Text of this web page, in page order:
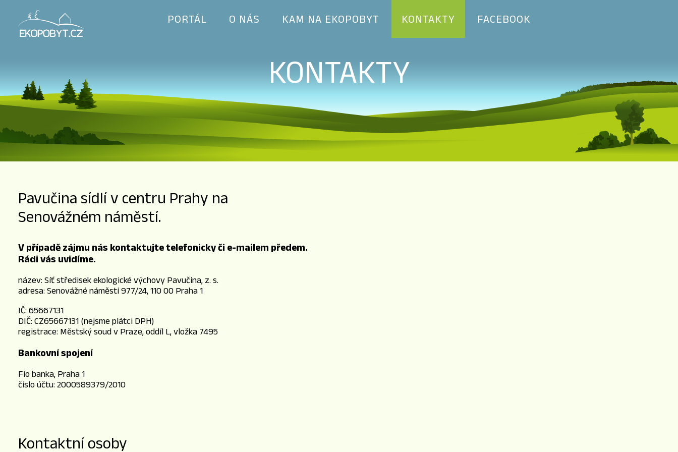
PORTÁL O NÁS KAM NA EKOPOBYT KONTAKTY FACEBOOK
KONTAKTY
Pavučina sídlí v centru Prahy na
Senovážném náměstí.
V případě zájmu nás kontaktujte telefonicky či e-mailem předem.
Rádi vás uvidíme.
název: Síť středisek ekologické výchovy Pavučina, z. s.
adresa: Senovážné náměstí 977/24, 110 00 Praha 1
IČ: 65667131
DIČ: CZ65667131 (nejsme plátci DPH)
registrace: Městský soud v Praze, oddíl L, vložka 7495
Bankovní spojení
Fio banka, Praha 1
číslo účtu: 2000589379/2010
Kontaktní osoby